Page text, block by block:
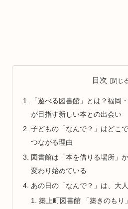
目次
「遊べる図書館」とは？福岡
が目指す新しい本との出会い
子どもの「なんで？」はどこ
つながる理由
図書館は「本を借りる場所」
変わり始めている
あの日の「なんで？」は、大
築上町図書館 「築きのもり」